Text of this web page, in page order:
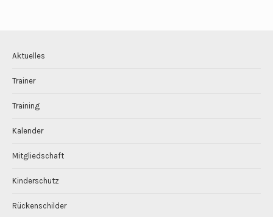
Aktuelles
Trainer
Training
Kalender
Mitgliedschaft
Kinderschutz
Rückenschilder